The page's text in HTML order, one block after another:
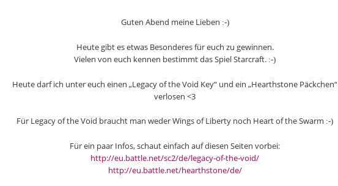
Guten Abend meine Lieben :-)
Heute gibt es etwas Besonderes für euch zu gewinnen.
Vielen von euch kennen bestimmt das Spiel Starcraft. :-)
Heute darf ich unter euch einen „Legacy of the Void Key“ und ein „Hearthstone Päckchen“
verlosen <3
Für Legacy of the Void braucht man weder Wings of Liberty noch Heart of the Swarm :-)
Für ein paar Infos, schaut einfach auf diesen Seiten vorbei:
http://eu.battle.net/sc2/de/legacy-of-the-void/
http://eu.battle.net/hearthstone/de/